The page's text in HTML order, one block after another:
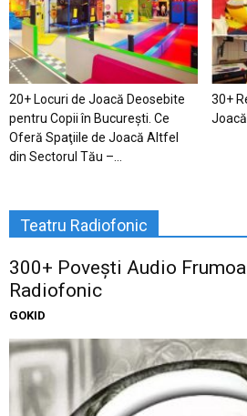
20+ Locuri de Joacă Deosebite
pentru Copii în Bucureşti. Ce
Oferă Spaţiile de Joacă Altfel
din Sectorul Tău –...
30+
Teatru Radiofonic
300+ Povești Audio
Radiofonic
GOKID